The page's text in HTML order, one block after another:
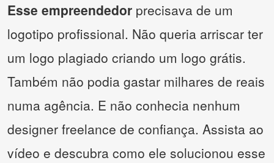
Esse empreendedor precisava de um
logotipo profissional. Não queria arriscar ter
um logo plagiado criando um logo grátis.
Também não podia gastar milhares de reais
numa agência. E não conhecia nenhum
designer freelance de confiança. Assista ao
vídeo e descubra como ele solucionou esse